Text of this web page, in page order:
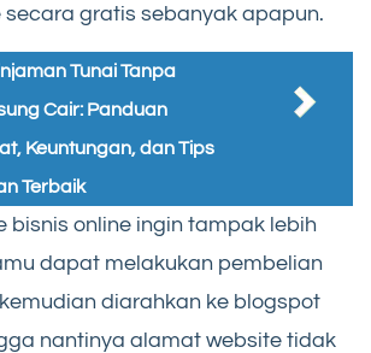
gratis sebanyak apapun.
Tunai Tanpa
Cair: Panduan
Keuntungan, dan Tips
Terbaik
bisnis online ingin tampak lebih
dapat melakukan pembelian
diarahkan ke blogspot
nantinya alamat website tidak